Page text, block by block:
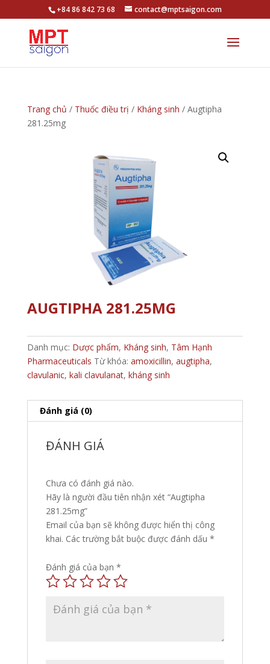
+84 86 842 73 68 contact@mptsaigon.com
Trang chủ / Thuốc điều trị / Kháng sinh / Augtipha
281.25mg
AUGTIPHA 281.25MG
Danh mục: Dược phẩm, Kháng sinh, Tâm Hạnh
Pharmaceuticals Từ khóa: amoxicillin, augtipha,
clavulanic, kali clavulanat, kháng sinh
Đánh giá (0)
ĐÁNH GIÁ
Chưa có đánh giá nào.
Hãy là người đầu tiên nhận xét “Augtipha
281.25mg”
Email của bạn sẽ không được hiển thị công
khai. Các trường bắt buộc được đánh dấu *
Đánh giá của bạn *